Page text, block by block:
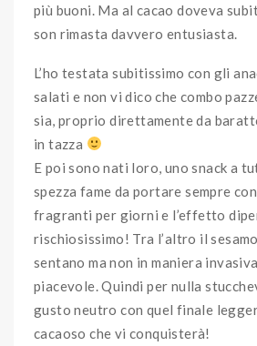
più buoni. Ma al cacao doveva
son rimasta davvero entusiasta.
L’ho testata subitissimo con gli
salati e non vi dico che combo
sia, proprio direttamente da
in tazza
E poi sono nati loro, uno snack a
spezza fame da portare sempre
fragranti per giorni e l’effetto
rischiosissimo! Tra l’altro il
sentano ma non in maniera
piacevole. Quindi per nulla
gusto neutro con quel finale
cacaoso che vi conquisterà!